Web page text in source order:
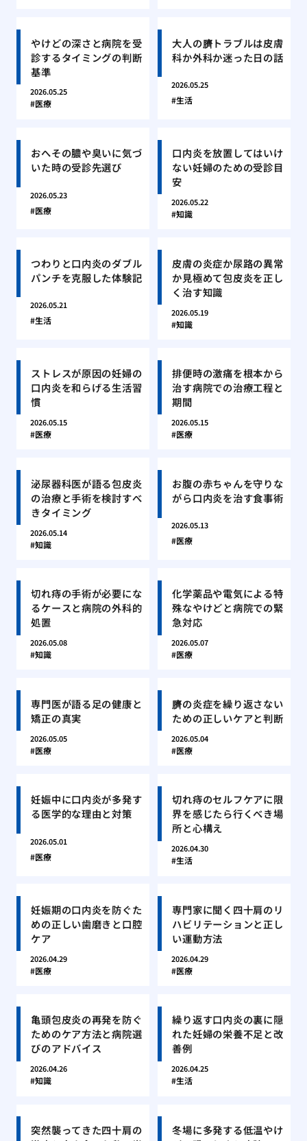
やけどの深さと病院を受
診するタイミングの判断
基準
2026.05.25
医療
大人の臍トラブルは皮膚
科か外科か迷った日の話
2026.05.25
生活
おへその膿や臭いに気づ
いた時の受診先選び
2026.05.23
医療
口内炎を放置してはいけ
ない妊婦のための受診目
安
2026.05.22
知識
つわりと口内炎のダブル
パンチを克服した体験記
2026.05.21
生活
皮膚の炎症か尿路の異常
か見極めて包皮炎を正し
く治す知識
2026.05.19
知識
ストレスが原因の妊婦の
口内炎を和らげる生活習
慣
2026.05.15
医療
排便時の激痛を根本から
治す病院での治療工程と
期間
2026.05.15
医療
泌尿器科医が語る包皮炎
の治療と手術を検討すべ
きタイミング
2026.05.14
知識
お腹の赤ちゃんを守りな
がら口内炎を治す食事術
2026.05.13
医療
切れ痔の手術が必要にな
るケースと病院の外科的
処置
2026.05.08
知識
化学薬品や電気による特
殊なやけどと病院での緊
急対応
2026.05.07
医療
専門医が語る足の健康と
矯正の真実
2026.05.05
医療
臍の炎症を繰り返さない
ための正しいケアと判断
2026.05.04
医療
妊娠中に口内炎が多発す
る医学的な理由と対策
2026.05.01
医療
切れ痔のセルフケアに限
界を感じたら行くべき場
所と心構え
2026.04.30
生活
妊娠期の口内炎を防ぐた
めの正しい歯磨きと口腔
ケア
2026.04.29
医療
専門家に聞く四十肩のリ
ハビリテーションと正し
い運動方法
2026.04.29
医療
亀頭包皮炎の再発を防ぐ
ためのケア方法と病院選
びのアドバイス
2026.04.26
知識
繰り返す口内炎の裏に隠
れた妊婦の栄養不足と改
善例
2026.04.25
生活
突然襲ってきた四十肩の
冬場に多発する低温やけ